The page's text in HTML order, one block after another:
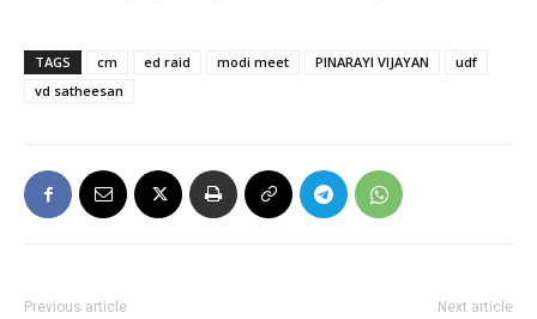
TAGS cm ed raid modi meet PINARAYI VIJAYAN
udf
vd satheesan
Previous article Next article